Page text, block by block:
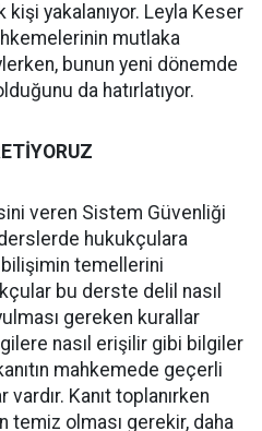
kişi yakalanıyor. Leyla Keser
mutlaka
bunun yeni dönemde
da hatırlatıyor.
veren Sistem Güvenliği
hukukçulara
temellerini
bu derste delil nasıl
gereken kurallar
nasıl erişilir gibi bilgiler
mahkemede geçerli
Kanıt toplanırken
temiz olması gerekir, daha